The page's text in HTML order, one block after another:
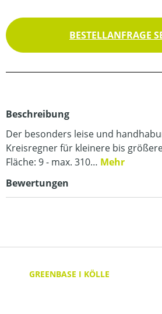
BESTELLANFRAGE
Beschreibung
Der besonders leise und
Kreisregner für kleinere bis
Fläche: 9 - max. 310… Mehr
Bewertungen
GREENBASE I KÖLLE